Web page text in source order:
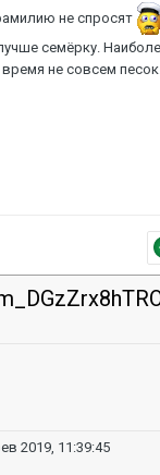
не спросят
семёрку.
не совсем
2019, 11:39:45